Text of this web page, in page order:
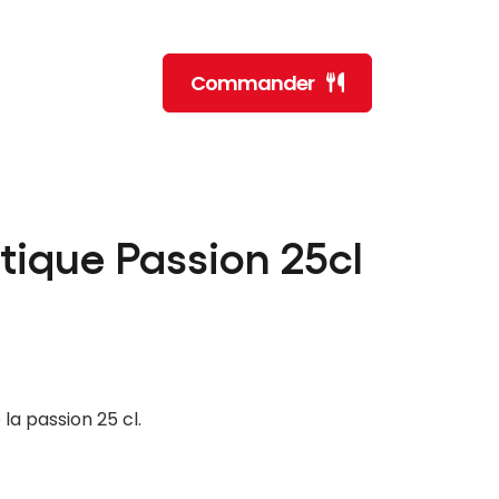
Commander
Passion 25cl
passion 25 cl.